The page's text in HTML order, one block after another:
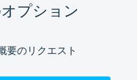
プション
要のリクエスト